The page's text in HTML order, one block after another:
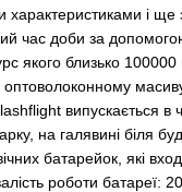
і ще
час доби за
якого близько
оптоволоконному
випускається в
на галявині біля
батарейок, які
роботи батареї: